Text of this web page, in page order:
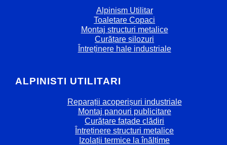
Alpinism Utilitar
Toaletare Copaci
Montaj structuri metalice
Curățare silozuri
Întreținere hale industriale
ALPINISTI UTILITARI
Reparații acoperișuri industriale
Montaj panouri publicitare
Curățare fațade clădiri
Întreținere structuri metalice
Izolații termice la înălțime